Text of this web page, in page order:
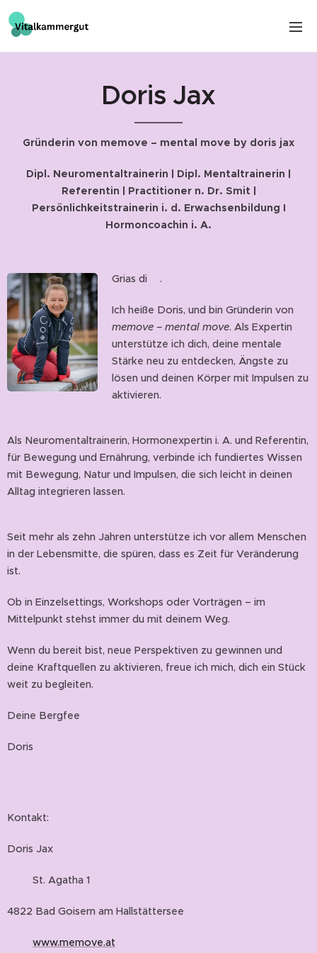
Doris Jax
Gründerin von memove – mental move by doris jax
Dipl. Neuromentaltrainerin | Dipl. Mentaltrainerin |
Referentin | Practitioner n. Dr. Smit |
Persönlichkeitstrainerin i. d. Erwachsenbildung I
Hormoncoachin i. A.
Grias di💚.
Ich heiße Doris, und bin Gründerin von
memove – mental move. Als Expertin
unterstütze ich dich, deine mentale
Stärke neu zu entdecken, Ängste zu
lösen und deinen Körper mit Impulsen zu
aktivieren.
Als Neuromentaltrainerin, Hormonexpertin i. A. und Referentin,
für Bewegung und Ernährung, verbinde ich fundiertes Wissen
mit Bewegung, Natur und Impulsen, die sich leicht in deinen
Alltag integrieren lassen.
Seit mehr als zehn Jahren unterstütze ich vor allem Menschen
in der Lebensmitte, die spüren, dass es Zeit für Veränderung
ist.
Ob in Einzelsettings, Workshops oder Vorträgen – im
Mittelpunkt stehst immer du mit deinem Weg.
Wenn du bereit bist, neue Perspektiven zu gewinnen und
deine Kraftquellen zu aktivieren, freue ich mich, dich ein Stück
weit zu begleiten.
Deine Bergfee
Doris💚
Kontakt:
Doris Jax
St. Agatha 1
4822 Bad Goisern am Hallstättersee
www.memove.at